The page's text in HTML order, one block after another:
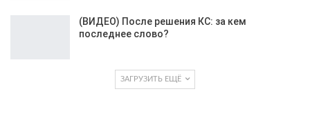
(ВИДЕО) После решения КС: за кем
последнее слово?
ЗАГРУЗИТЬ ЕЩЁ